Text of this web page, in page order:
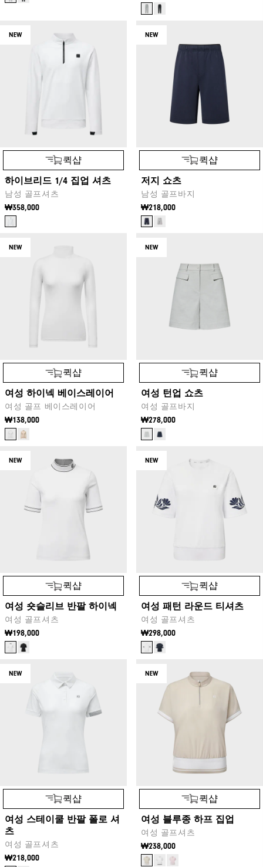
NEW
퀵샵
하이브리드 1/4 집업 셔츠
남성 골프셔츠
₩358,000
NEW
퀵샵
저지 쇼츠
남성 골프바지
₩218,000
NEW
퀵샵
여성 하이넥 베이스레이어
여성 골프 베이스레이어
₩138,000
NEW
퀵샵
여성 턴업 쇼츠
여성 골프바지
₩278,000
NEW
퀵샵
여성 숏슬리브 반팔 하이넥
여성 골프셔츠
₩198,000
NEW
퀵샵
여성 패턴 라운드 티셔츠
여성 골프셔츠
₩298,000
NEW
퀵샵
여성 스테이쿨 반팔 폴로 셔
츠
여성 골프셔츠
₩218,000
NEW
퀵샵
여성 블루종 하프 집업
여성 골프셔츠
₩238,000